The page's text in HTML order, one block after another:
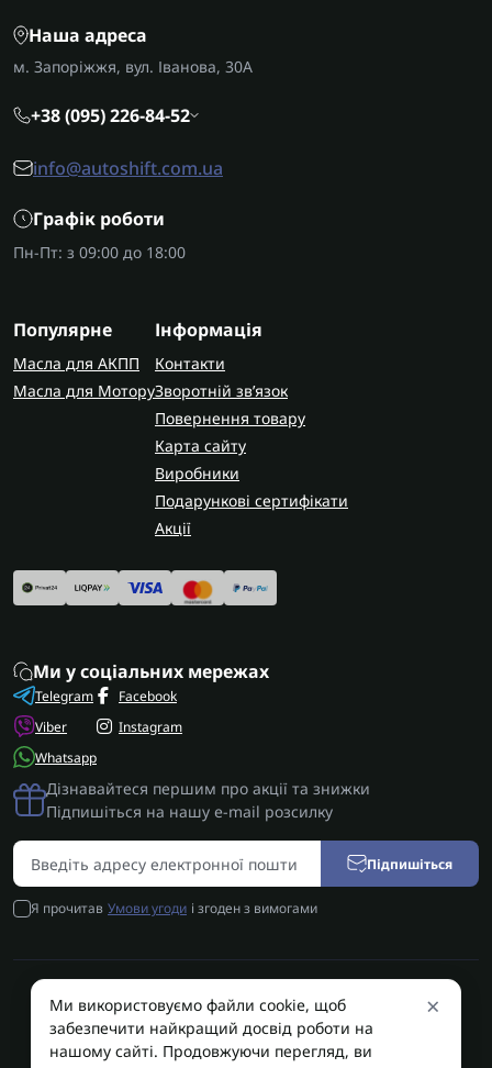
Наша адреса
м. Запоріжжя, вул. Іванова, 30А
+38 (095) 226-84-52
info@autoshift.com.ua
Графік роботи
Пн-Пт: з 09:00 до 18:00
Популярне
Масла для АКПП
Масла для Мотору
Інформація
Контакти
Зворотній зв’язок
Повернення товару
Карта сайту
Виробники
Подарункові сертифікати
Акції
Ми у соціальних мережах
Telegram
Viber
Whatsapp
Facebook
Instagram
Дізнавайтеся першим про акції та знижки
Підпишіться на нашу e-mail розсилку
Підпишіться
Я прочитав Умови угоди і згоден з вимогами
AUTOSHIFT | Запчастини АКПП | Ремонт АКПП © 2026
AUTOSHIFT
×
Ми використовуємо файли cookie, щоб
забезпечити найкращий досвід роботи на
нашому сайті. Продовжуючи перегляд, ви